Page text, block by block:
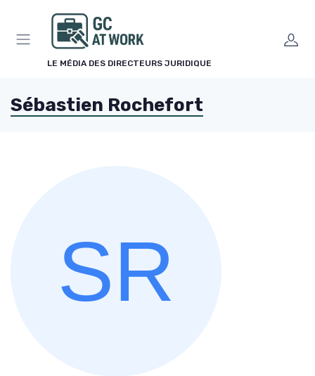
LE MÉDIA DES DIRECTEURS JURIDIQUE
Sébastien Rochefort